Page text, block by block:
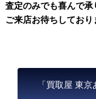
査定のみでも喜んで承
ご来店お待ちしており
「買取屋 東